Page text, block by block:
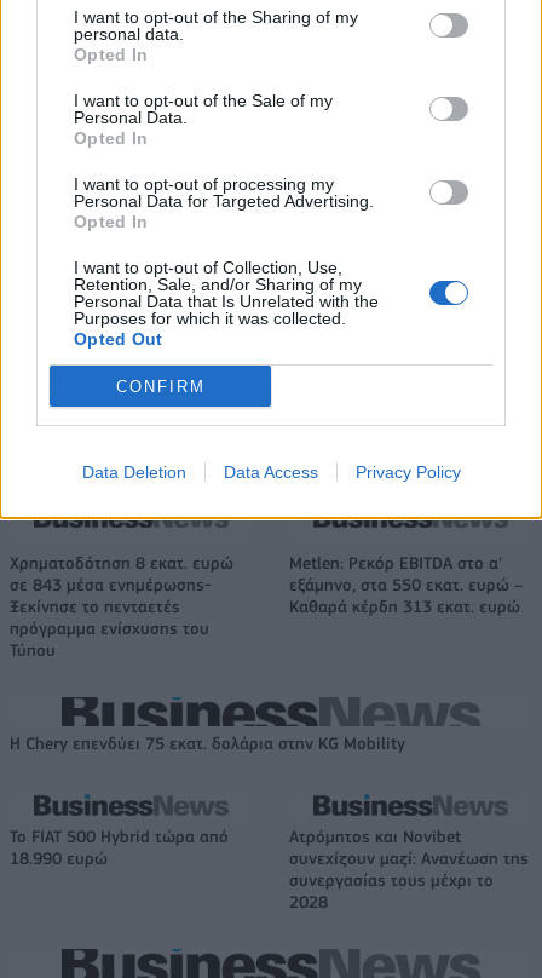
I want to opt-out of the Sharing of my
personal data.
Opted In
I want to opt-out of the Sale of my
Personal Data.
Opted In
I want to opt-out of processing my
Personal Data for Targeted Advertising.
Opted In
I want to opt-out of Collection, Use,
Retention, Sale, and/or Sharing of my
Personal Data that Is Unrelated with the
Purposes for which it was collected.
Opted Out
CONFIRM
Data Deletion Data Access Privacy Policy
μπαταριών για τα υβριδικά της
ευρωπαϊκή
αυτοκινητοβιομηχανία
Νέο Audi A2 e-tron με στόχο την κορυφή της αποδοτικότητας
Ευρωπαϊκό Κορασίδων: Άνετη
νίκη της Ελλάδας στην
πρεμιέρα, 78-36 την Ιρλανδία
Γιαννακόπουλος: «Όταν σου
ρίχνουν μια πέτρα, τους
Χρηματοδότηση 8 εκατ. ευρώ
σε 843 μέσα ενημέρωσης-
Ξεκίνησε το πενταετές
πρόγραμμα ενίσχυσης του
Τύπου
Metlen: Ρεκόρ EBITDA στο α'
εξάμηνο, στα 550 εκατ. ευρώ –
Καθαρά κέρδη 313 εκατ. ευρώ
Η Chery επενδύει 75 εκατ. δολάρια στην KG Mobility
Το FIAT 500 Hybrid τώρα από
18.990 ευρώ
Ατρόμητος και Novibet
συνεχίζουν μαζί: Ανανέωση της
συνεργασίας τους μέχρι το
2028